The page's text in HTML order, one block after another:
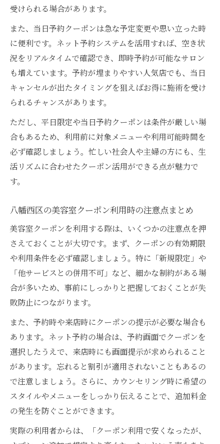
受けられる場合があります。
また、当日予約クーポンは急な予定変更や思い立った時
に便利です。ネット予約システムを活用すれば、空き状
況をリアルタイムで確認でき、即時予約が可能なサロン
も増えています。予約が埋まりやすい人気店でも、当日
キャンセルが出たタイミングを狙えばお得に施術を受け
られるチャンスがあります。
ただし、平日限定や当日予約クーポンは条件が厳しい場
合もあるため、利用前に対象メニューや利用可能時間を
必ず確認しましょう。忙しい社会人や主婦の方にも、生
活リズムに合わせたクーポン活用ができる点が魅力で
す。
八幡西区の美容室クーポン利用時の注意点まとめ
美容室クーポンを利用する際は、いくつかの注意点を押
さえておくことが大切です。まず、クーポンの有効期限
や利用条件を必ず確認しましょう。特に「新規限定」や
「他サービスとの併用不可」など、細かな制約がある場
合が多いため、事前にしっかりと把握しておくことが失
敗防止につながります。
また、予約時や来店時にクーポンの提示が必要な場合も
あります。ネット予約の場合は、予約画面でクーポンを
選択したうえで、来店時にも画面提示が求められること
があります。忘れると割引が適用されないこともあるの
で注意しましょう。さらに、カウンセリング時に希望の
スタイルやメニューをしっかり伝えることで、追加料金
の発生を防ぐことができます。
実際の利用者からは、「クーポン利用で安くなったが、